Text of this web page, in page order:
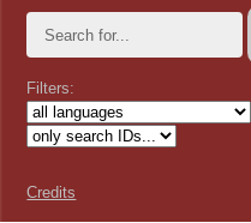
Filters:
Credits